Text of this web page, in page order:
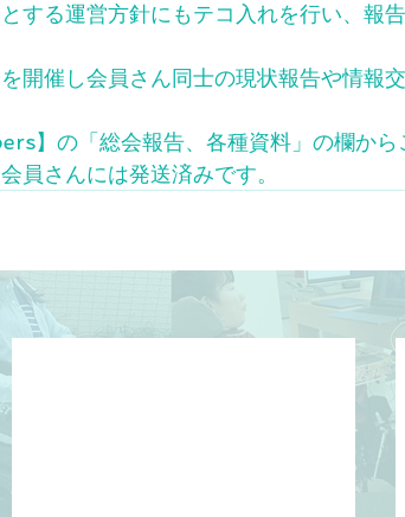
する運営方針にもテコ入れを行い、報告
開催し会員さん同士の現状報告や情報
】の「総会報告、各種資料」の欄から
員さんには発送済みです。